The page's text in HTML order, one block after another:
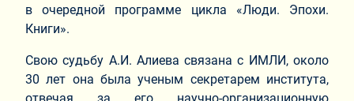
в очередной программе цикла «Люди. Эпохи.
Книги».
Свою судьбу А.И. Алиева связана с ИМЛИ, около
30 лет она была ученым секретарем института,